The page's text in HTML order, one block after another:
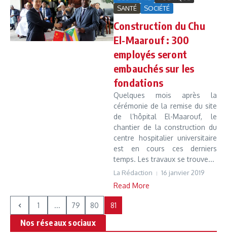
SANTÉ
SOCIÉTÉ
Construction du Chu
El-Maarouf : 300
employés seront
embauchés sur les
fondations
Quelques mois après la
cérémonie de la remise du site
de l’hôpital El-Maarouf, le
chantier de la construction du
centre hospitalier universitaire
est en cours ces derniers
temps. Les travaux se trouve...
La Rédaction 16 janvier 2019
Read More
1 ... 79 80 81
Nos réseaux sociaux